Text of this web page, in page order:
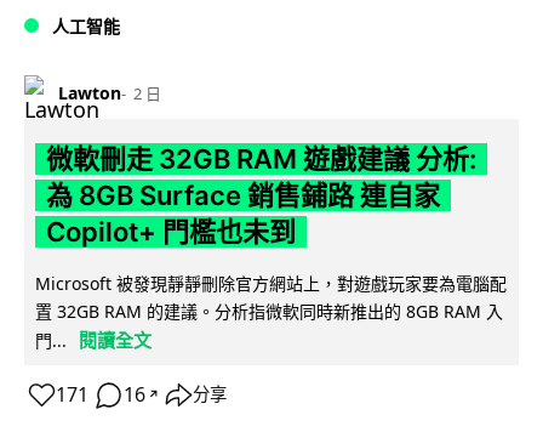
人工智能
Lawton 2 日
微軟刪走 32GB RAM 遊戲建議 分析:
為 8GB Surface 銷售鋪路 連自家
Copilot+ 門檻也未到
Microsoft 被發現靜靜刪除官方網站上，對遊戲玩家要為電腦配
置 32GB RAM 的建議。分析指微軟同時新推出的 8GB RAM 入
門...
閱讀全文
171 16 ↗ 分享